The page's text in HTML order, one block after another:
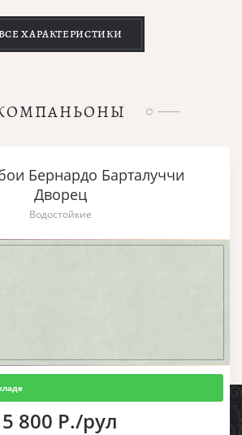
ХАРАКТЕРИСТИКИ
Бернардо Барталуччи
Дворец
Водостойкие
5 800 Р./рул